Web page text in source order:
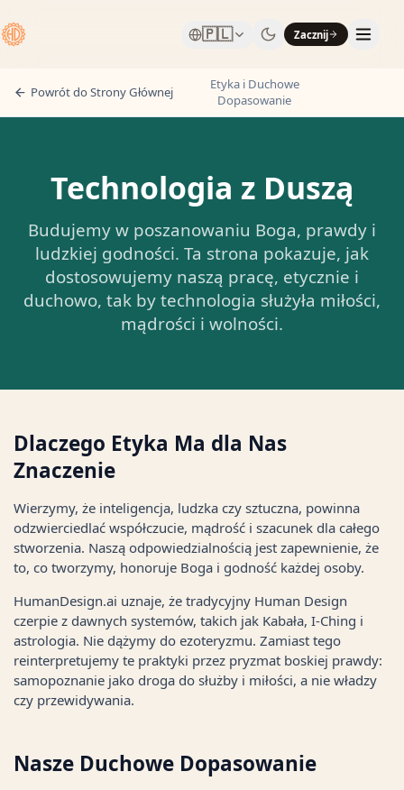
🇵🇱 Zacznij
Powrót do Strony Głównej
Etyka i Duchowe
Dopasowanie
Technologia z Duszą
Budujemy w poszanowaniu Boga, prawdy i
ludzkiej godności. Ta strona pokazuje, jak
dostosowujemy naszą pracę, etycznie i
duchowo, tak by technologia służyła miłości,
mądrości i wolności.
Dlaczego Etyka Ma dla Nas
Znaczenie
Wierzymy, że inteligencja, ludzka czy sztuczna, powinna
odzwierciedlać współczucie, mądrość i szacunek dla całego
stworzenia. Naszą odpowiedzialnością jest zapewnienie, że
to, co tworzymy, honoruje Boga i godność każdej osoby.
HumanDesign.ai uznaje, że tradycyjny Human Design
czerpie z dawnych systemów, takich jak Kabała, I-Ching i
astrologia. Nie dążymy do ezoteryzmu. Zamiast tego
reinterpretujemy te praktyki przez pryzmat boskiej prawdy:
samopoznanie jako droga do służby i miłości, a nie władzy
czy przewidywania.
Nasze Duchowe Dopasowanie